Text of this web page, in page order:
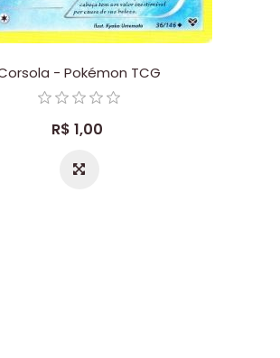
- Pokémon TCG
R$ 1,00